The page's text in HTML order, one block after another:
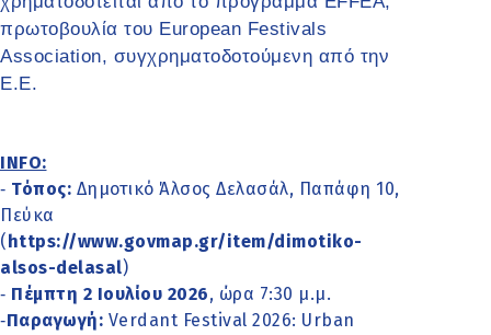
πρωτοβουλία του European Festivals
Association, συγχρηματοδοτούμενη από την
Ε.Ε.
INFO:
- Τόπος: Δημοτικό Άλσος Δελασάλ, Παπάφη 10,
Πεύκα
( https://www.govmap.gr/item/dimotiko-
alsos-delasal)
- Πέμπτη 2 Ιουλίου 2026, ώρα 7:30 μ.μ.
-Παραγωγή: Verdant Festival 2026: Urban